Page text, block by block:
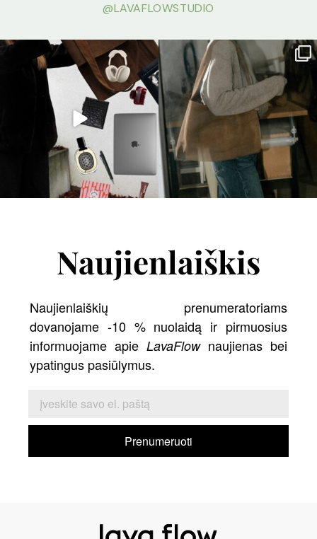
@LAVAFLOWSTUDIO
lavaflowstudio
Kov 23
lavaflowstudio
Kov 17
Naujienlaiškis
Naujienlaiškių prenumeratoriams
dovanojame -10 % nuolaidą ir pirmuosius
informuojame apie LavaFlownaujienas bei
ypatingus pasiūlymus.
Prenumeruoti